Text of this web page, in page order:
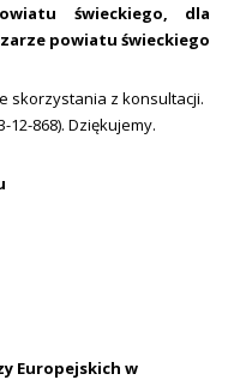
świeckiego, dla
powiatu świeckiego
skorzystania z konsultacji.
12-868). Dziękujemy.
Europejskich w